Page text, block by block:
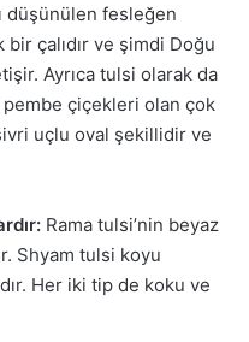
düşünülen fesleğen
çalıdır ve şimdi Doğu
Ayrıca tulsi olarak da
çiçekleri olan çok
uçlu oval şekillidir ve
Rama tulsi’nin beyaz
Shyam tulsi koyu
Her iki tip de koku ve